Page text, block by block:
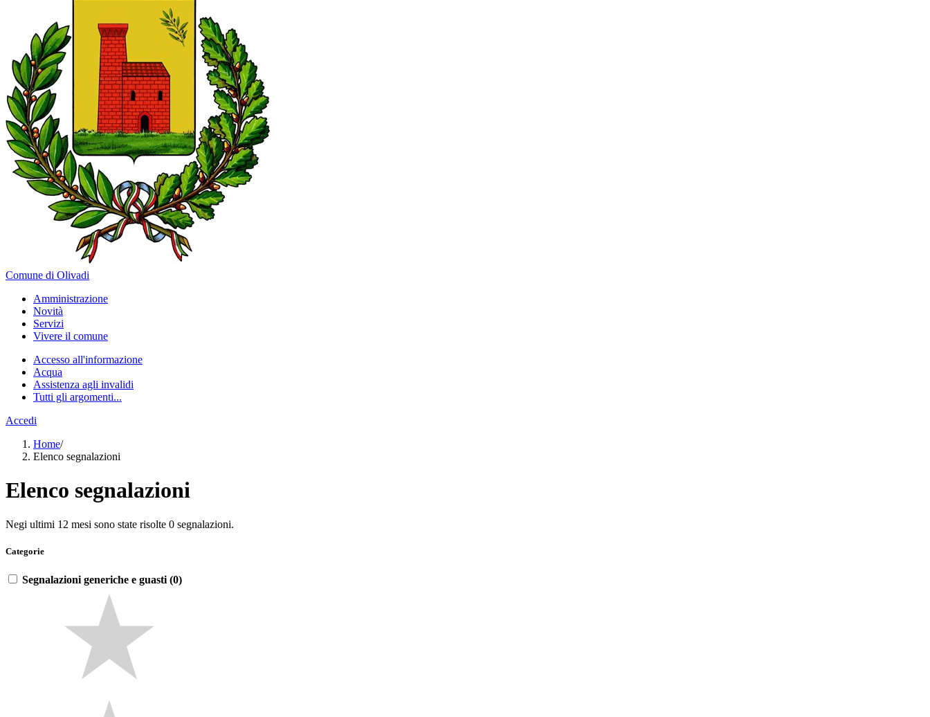
Comune di Olivadi
Amministrazione
Novità
Servizi
Vivere il comune
Accesso all'informazione
Acqua
Assistenza agli invalidi
Tutti gli argomenti...
Accedi
Home/
Elenco segnalazioni
Elenco segnalazioni
Negi ultimi 12 mesi sono state risolte 0 segnalazioni.
Categorie
Segnalazioni generiche e guasti (0)